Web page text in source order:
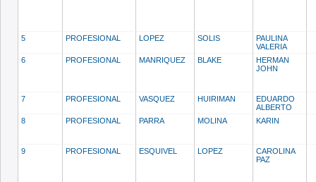
5 PROFESIONAL LOPEZ SOLIS
PAULINA
VALERIA
6
PROFESIONAL MANRIQUEZ BLAKE
HERMAN
JOHN
7 PROFESIONAL VASQUEZ HUIRIMAN
EDUARDO
ALBERTO
8
PROFESIONAL PARRA MOLINA KARIN
9 PROFESIONAL ESQUIVEL LOPEZ
CAROLINA
PAZ